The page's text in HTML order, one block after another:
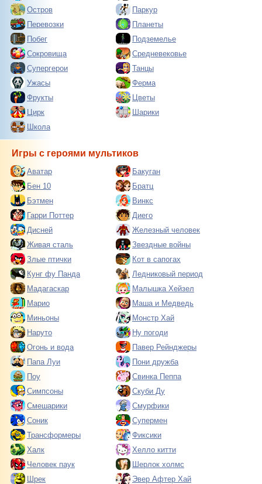
Остров
Паркур
Перевозки
Планеты
Побег
Подземелье
Сокровища
Средневековье
Супергерои
Танцы
Ужасы
Ферма
Фрукты
Цветы
Цирк
Шарики
Школа
Игры с героями мультиков
Аватар
Бакуган
Бен 10
Братц
Бэтмен
Винкс
Гарри Поттер
Диего
Дисней
Железный человек
Живая сталь
Звездные войны
Злые птички
Кот в сапогах
Кунг фу Панда
Ледниковый период
Мадагаскар
Малышка Хейзел
Марио
Маша и Медведь
Миньоны
Монстр Хай
Наруто
Ну погоди
Огонь и вода
Павер Рейнджеры
Папа Луи
Пони дружба
Поу
Свинка Пеппа
Симпсоны
Скуби Ду
Смешарики
Смурфики
Соник
Супермен
Трансформеры
Фиксики
Халк
Хелло китти
Человек паук
Шерлок холмс
Шрек
Эвер Афтер Хай